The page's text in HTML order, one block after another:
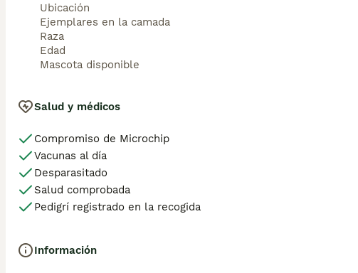
Cataluña: Barcelona, Girona, Lleida, Tarragona.
Comunidad Valenciana: Alicante, Castellón, Valencia.
Extremadura: Badajoz, Cáceres.
Galicia: A Coruña, Lugo, Ourense, Pontevedra.
Comunidad de Madrid: Madrid.
Comunidad Foral de Navarra: Navarra.
País Vasco: Álava, Bizkaia, Gipuzkoa.
Ubicación
Ejemplares en la camada
Raza
Edad
Mascota disponible
Salud y médicos
Compromiso de Microchip
Vacunas al día
Desparasitado
Salud comprobada
Pedigrí registrado en la recogida
Información